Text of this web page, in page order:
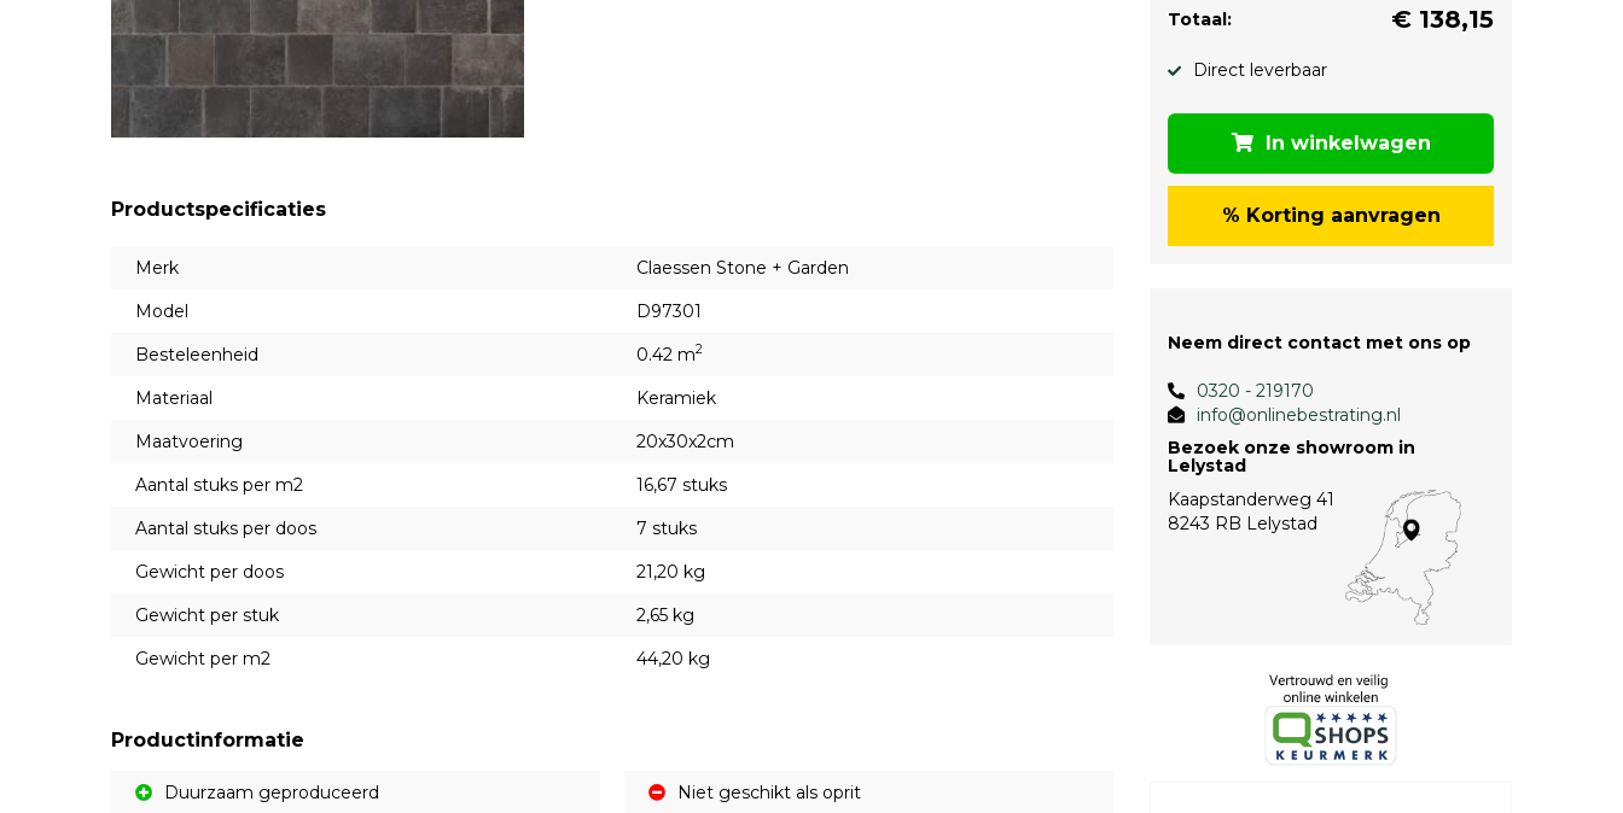
Productspecificaties
Merk
Claessen Stone + Garden
Model
D97301
Besteleenheid
0.42 m2
Materiaal
Keramiek
Maatvoering
20x30x2cm
Aantal stuks per m2
16,67 stuks
Aantal stuks per doos
7 stuks
Gewicht per doos
21,20 kg
Gewicht per stuk
2,65 kg
Gewicht per m2
44,20 kg
Productinformatie
Duurzaam geproduceerd
Niet geschikt als oprit
Totaal: € 138,15
Direct leverbaar
In winkelwagen
% Korting aanvragen
Neem direct contact met ons op
0320 - 219170
info@onlinebestrating.nl
Bezoek onze showroom in
Lelystad
Kaapstanderweg 41
8243 RB Lelystad